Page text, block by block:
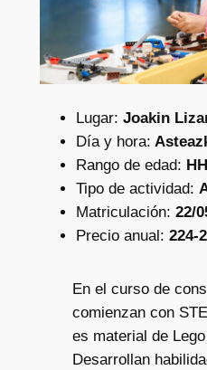
Lugar: Joakin
Día y hora:
Rango de edad:
Tipo de actividad:
Matriculación: 22/
Precio anual: 224-
En el curso de
comienzan con
es material de
Desarrollan